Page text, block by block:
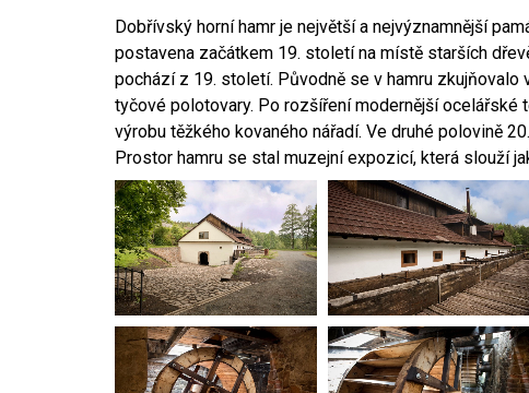
Dobřívský horní hamr je největší a nejvýznamnější
postavena začátkem 19. století na místě starších
pochází z 19. století. Původně se v hamru
tyčové polotovary. Po rozšíření modernější ocelářské
výrobu těžkého kovaného nářadí. Ve druhé polovině
Prostor hamru se stal muzejní expozicí, která slouží